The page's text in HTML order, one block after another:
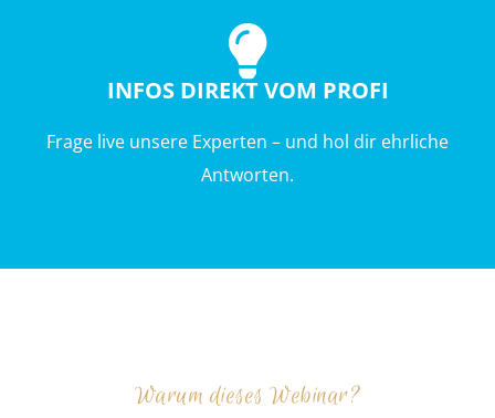
INFOS DIREKT VOM PROFI
Frage live unsere Experten – und hol dir ehrliche
Antworten.
Warum dieses Webinar?